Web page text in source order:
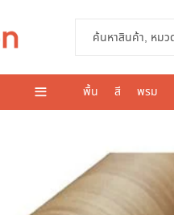
พื้น สี พรม